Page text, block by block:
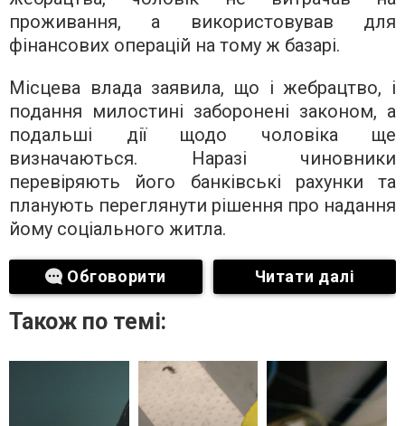
проживання, а використовував для
фінансових операцій на тому ж базарі.
Місцева влада заявила, що і жебрацтво, і
подання милостині заборонені законом, а
подальші дії щодо чоловіка ще
визначаються. Наразі чиновники
перевіряють його банківські рахунки та
планують переглянути рішення про надання
йому соціального житла.
Обговорити Читати далі
Також по темі: